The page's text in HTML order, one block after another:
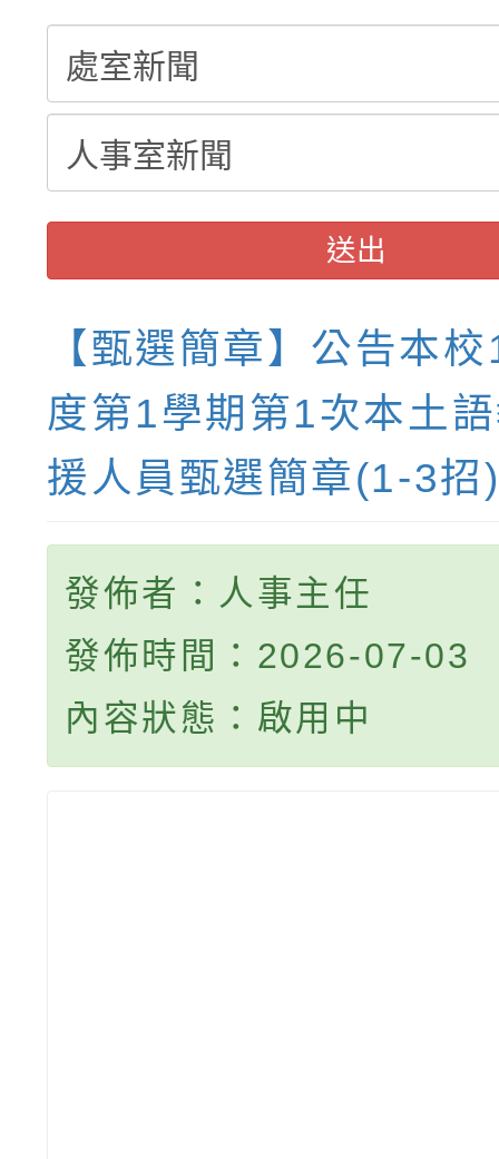
結果(第11招)
學年度第1學期第9次代
結果(第3招)
送出
【甄選簡章】公告本
度第1學期第1次本土
援人員甄選簡章(1-3招
發佈者：人事主任
發佈時間：2026-07-03
內容狀態：啟用中